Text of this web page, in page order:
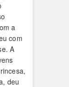
a
com
A
deu